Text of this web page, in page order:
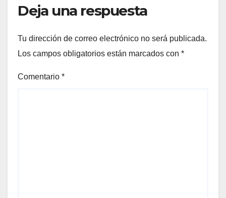
Deja una respuesta
Tu dirección de correo electrónico no será publicada.
Los campos obligatorios están marcados con *
Comentario *